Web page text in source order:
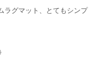
ラグマット、とてもシンプ